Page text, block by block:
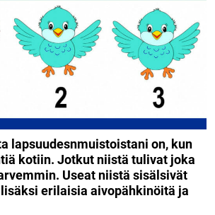
lapsuudesnmuistoistani on, kun
kotiin. Jotkut niistä tulivat joka
Useat niistä sisälsivät
erilaisia ​​​​aivopähkinöitä ja